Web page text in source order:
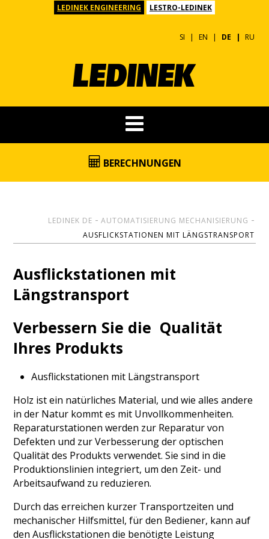
LEDINEK ENGINEERING LESTRO-LEDINEK
SI EN DE RU
BERECHNUNGEN
LEDINEK DE
AUTOMATISIERUNG MECHANISIERUNG
AUSFLICKSTATIONEN MIT LÄNGSTRANSPORT
Ausflickstationen mit
Längstransport
Verbessern Sie die Qualität
Ihres Produkts
Ausflickstationen mit Längstransport
Holz ist ein natürliches Material, und wie alles andere
in der Natur kommt es mit Unvollkommenheiten.
Reparaturstationen werden zur Reparatur von
Defekten und zur Verbesserung der optischen
Qualität des Produkts verwendet. Sie sind in die
Produktionslinien integriert, um den Zeit- und
Arbeitsaufwand zu reduzieren.
Durch das erreichen kurzer Transportzeiten und
mechanischer Hilfsmittel, für den Bediener, kann auf
den Ausflickstationen die benötigte Leistung